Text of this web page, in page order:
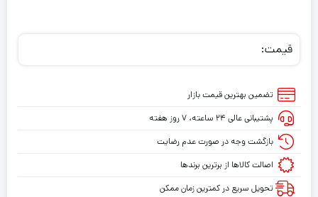
قیمت:
تضمین بهترین قیمت بازار
پشتیبانی عالی ۲۴ ساعته، ۷ روز هفته
بازگشت وجه در صورت عدم رضایت
اصالت کالاها از برترین برندها
تحویل سریع در کمترین زمان ممکن